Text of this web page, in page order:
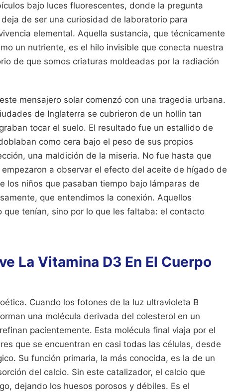
bajo luces fluorescentes, donde la pregunta
de ser una curiosidad de laboratorio para
elemental. Aquella sustancia, que técnicamente
un nutriente, es el hilo invisible que conecta nuestra
de que somos criaturas moldeadas por la radiación
mensajero solar comenzó con una tragedia urbana.
de Inglaterra se cubrieron de un hollín tan
tocar el suelo. El resultado fue un estallido de
como cera bajo el peso de sus propios
una maldición de la miseria. No fue hasta que
a observar el efecto del aceite de hígado de
los niños que pasaban tiempo bajo lámparas de
que entendimos la conexión. Aquellos
tenían, sino por lo que les faltaba: el contacto
La Vitamina D3 En El Cuerpo
Cuando los fotones de la luz ultravioleta B
una molécula derivada del colesterol en un
pacientemente. Esta molécula final viaja por el
que se encuentran en casi todas las células, desde
Su función primaria, la más conocida, es la de un
del calcio. Sin este catalizador, el calcio que
dejando los huesos porosos y débiles. Es el